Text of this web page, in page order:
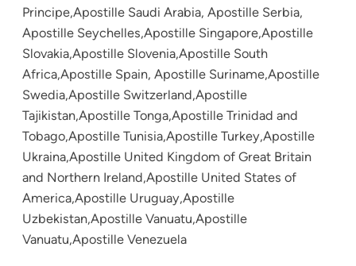
Principe,Apostille Saudi Arabia, Apostille Serbia,
Apostille Seychelles,Apostille Singapore,Apostille
Slovakia,Apostille Slovenia,Apostille South
Africa,Apostille Spain, Apostille Suriname,Apostille
Swedia,Apostille Switzerland,Apostille
Tajikistan,Apostille Tonga,Apostille Trinidad and
Tobago,Apostille Tunisia,Apostille Turkey,Apostille
Ukraina,Apostille United Kingdom of Great Britain
and Northern Ireland,Apostille United States of
America,Apostille Uruguay,Apostille
Uzbekistan,Apostille Vanuatu,Apostille
Vanuatu,Apostille Venezuela